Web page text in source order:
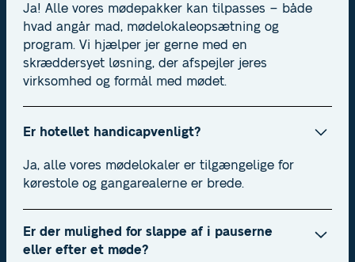
Ja! Alle vores mødepakker kan tilpasses – både
hvad angår mad, mødelokaleopsætning og
program. Vi hjælper jer gerne med en
skræddersyet løsning, der afspejler jeres
virksomhed og formål med mødet.
Er hotellet handicapvenligt?
Ja, alle vores mødelokaler er tilgængelige for
kørestole og gangarealerne er brede.
Er der mulighed for slappe af i pauserne
eller efter et møde?